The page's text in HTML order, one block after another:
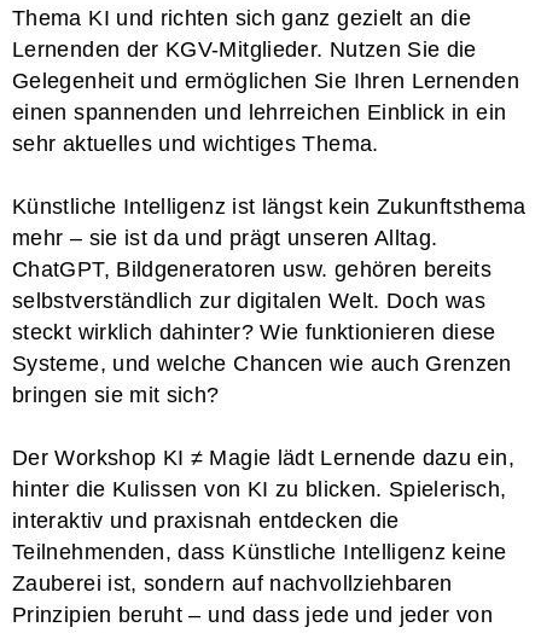
Thema KI und richten sich ganz gezielt an die
Lernenden der KGV-Mitglieder. Nutzen Sie die
Gelegenheit und ermöglichen Sie Ihren Lernenden
einen spannenden und lehrreichen Einblick in ein
sehr aktuelles und wichtiges Thema.
Künstliche Intelligenz ist längst kein Zukunftsthema
mehr – sie ist da und prägt unseren Alltag.
ChatGPT, Bildgeneratoren usw. gehören bereits
selbstverständlich zur digitalen Welt. Doch was
steckt wirklich dahinter? Wie funktionieren diese
Systeme, und welche Chancen wie auch Grenzen
bringen sie mit sich?
Der Workshop KI ≠ Magie lädt Lernende dazu ein,
hinter die Kulissen von KI zu blicken. Spielerisch,
interaktiv und praxisnah entdecken die
Teilnehmenden, dass Künstliche Intelligenz keine
Zauberei ist, sondern auf nachvollziehbaren
Prinzipien beruht – und dass jede und jeder von